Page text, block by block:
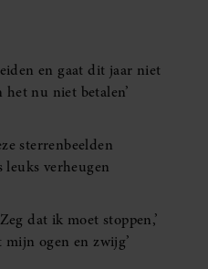
en gaat dit jaar niet
het nu niet betalen’
sterrenbeelden
verheugen
dat ik moet stoppen,’
ogen en zwijg’